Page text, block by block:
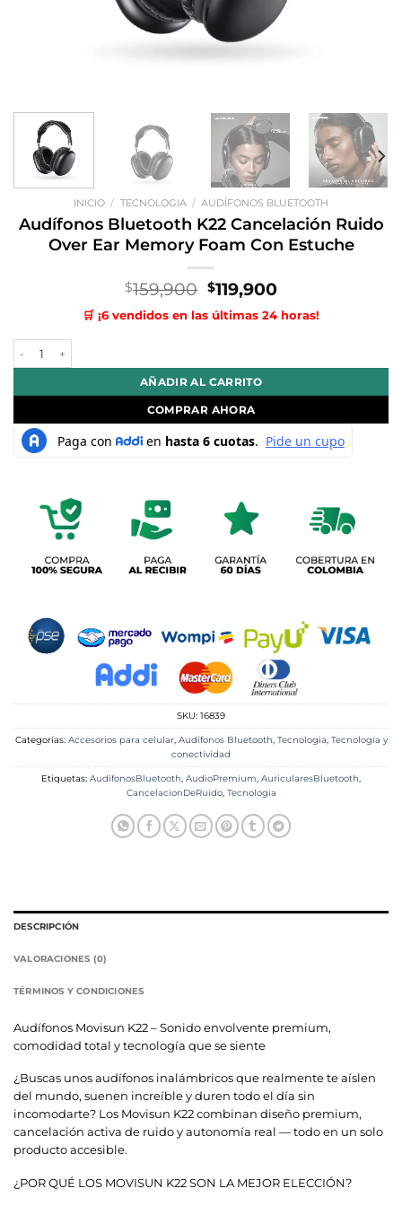
INICIO / TECNOLOGIA / AUDÍFONOS BLUETOOTH
Audífonos Bluetooth K22 Cancelación Ruido
Over Ear Memory Foam Con Estuche
$159,900 El
precio
original
$119,900El
precio
actual
🛒 ¡6 vendidos en las últimas 24 horas!
AÑADIR AL CARRITO
COMPRAR AHORA
SKU: 16839
Categorías: Accesorios para celular, Audífonos Bluetooth, Tecnologia, Tecnología y
conectividad
Etiquetas: AudífonosBluetooth, AudioPremium, AuricularesBluetooth,
CancelacionDeRuido, Tecnologia
DESCRIPCIÓN
VALORACIONES (0)
TÉRMINOS Y CONDICIONES
Audífonos Movisun K22 – Sonido envolvente premium,
comodidad total y tecnología que se siente
¿Buscas unos audífonos inalámbricos que realmente te aíslen
del mundo, suenen increíble y duren todo el día sin
incomodarte? Los Movisun K22 combinan diseño premium,
cancelación activa de ruido y autonomía real — todo en un solo
producto accesible.
¿POR QUÉ LOS MOVISUN K22 SON LA MEJOR ELECCIÓN?